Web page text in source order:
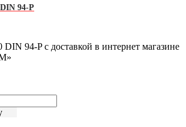
94-P
94-P с доставкой в интернет магазине